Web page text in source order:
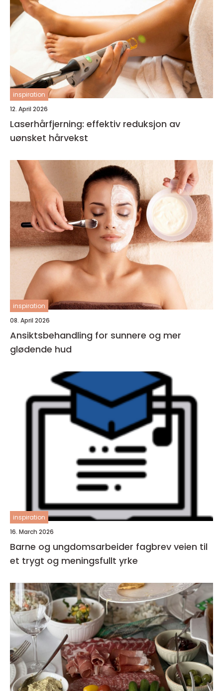
inspiration
12. April 2026
Laserhårfjerning: effektiv reduksjon av
uønsket hårvekst
inspiration
08. April 2026
Ansiktsbehandling for sunnere og mer
glødende hud
inspiration
16. March 2026
Barne og ungdomsarbeider fagbrev veien til
et trygt og meningsfullt yrke